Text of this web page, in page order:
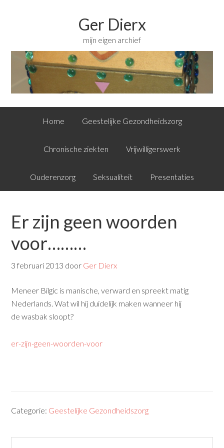
Ger Dierx
mijn eigen archief
Home Geestelijke Gezondheidszorg
Chronische ziekten Vrijwilligerswerk
Ouderenzorg Seksualiteit Presentaties
Er zijn geen woorden
voor………
3 februari 2013 door Ger Dierx
Meneer Bilgic is manische, verward en spreekt matig
Nederlands. Wat wil hij duidelijk maken wanneer hij
de wasbak sloopt?
er-zijn-geen-woorden-voor
Categorie: Geestelijke Gezondheidszorg